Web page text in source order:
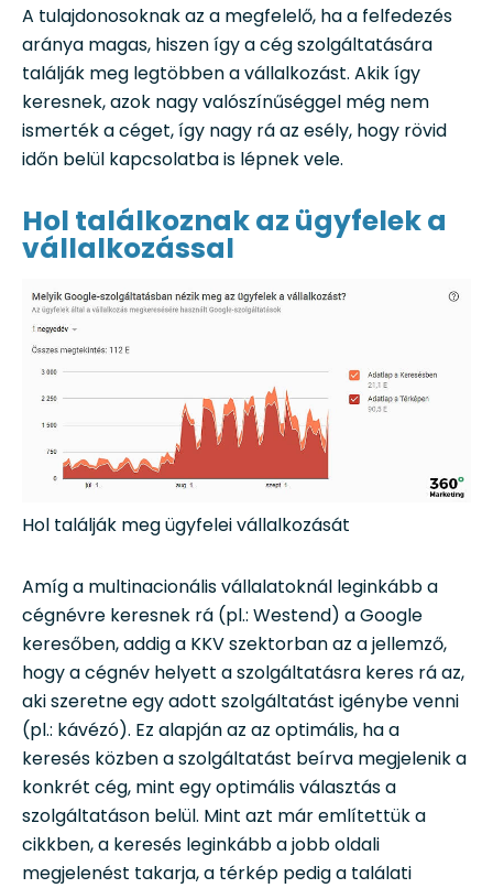
A tulajdonosoknak az a megfelelő, ha a felfedezés
aránya magas, hiszen így a cég szolgáltatására
találják meg legtöbben a vállalkozást. Akik így
keresnek, azok nagy valószínűséggel még nem
ismerték a céget, így nagy rá az esély, hogy rövid
időn belül kapcsolatba is lépnek vele.
Hol találkoznak az ügyfelek a
vállalkozással
Hol találják meg ügyfelei vállalkozását
Amíg a multinacionális vállalatoknál leginkább a
cégnévre keresnek rá (pl.: Westend) a Google
keresőben, addig a KKV szektorban az a jellemző,
hogy a cégnév helyett a szolgáltatásra keres rá az,
aki szeretne egy adott szolgáltatást igénybe venni
(pl.: kávézó). Ez alapján az az optimális, ha a
keresés közben a szolgáltatást beírva megjelenik a
konkrét cég, mint egy optimális választás a
szolgáltatáson belül. Mint azt már említettük a
cikkben, a keresés leginkább a jobb oldali
megjelenést takarja, a térkép pedig a találati